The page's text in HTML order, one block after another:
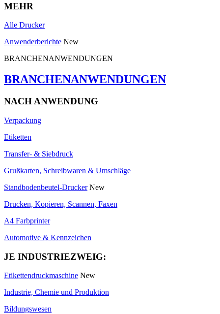
MEHR
Alle Drucker
Anwenderberichte New
BRANCHENANWENDUNGEN
BRANCHENANWENDUNGEN
NACH ANWENDUNG
Verpackung
Etiketten
Transfer- & Siebdruck
Grußkarten, Schreibwaren & Umschläge
Standbodenbeutel-Drucker New
Drucken, Kopieren, Scannen, Faxen
A4 Farbprinter
Automotive & Kennzeichen
JE INDUSTRIEZWEIG:
Etikettendruckmaschine New
Industrie, Chemie und Produktion
Bildungswesen